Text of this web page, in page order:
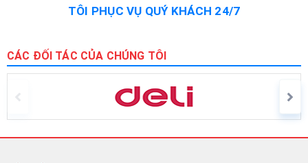
TÔI PHỤC VỤ QUÝ KHÁCH 24/7
CÁC ĐỐI TÁC CỦA CHÚNG TÔI